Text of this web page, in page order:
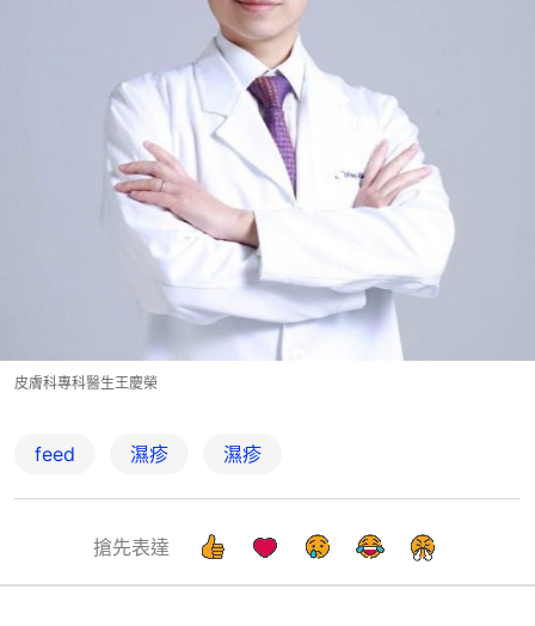
皮膚科專科醫生王慶榮
feed 濕疹 濕疹
搶先表達